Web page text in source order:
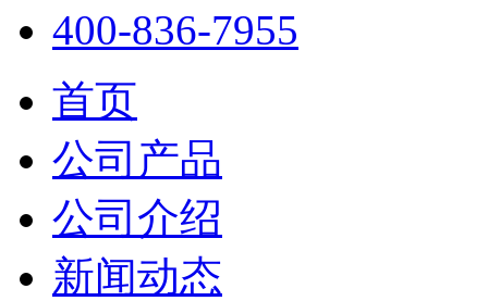
400-836-7955
首页
公司产品
公司介绍
新闻动态